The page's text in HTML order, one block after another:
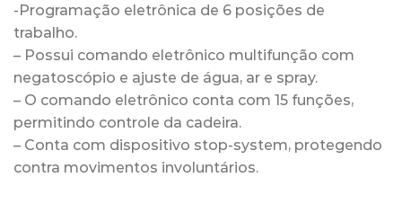
-Programação eletrônica de 6 posições de
trabalho.
– Possui comando eletrônico multifunção com
negatoscópio e ajuste de água, ar e spray.
– O comando eletrônico conta com 15 funções,
permitindo controle da cadeira.
– Conta com dispositivo stop-system, protegendo
contra movimentos involuntários.